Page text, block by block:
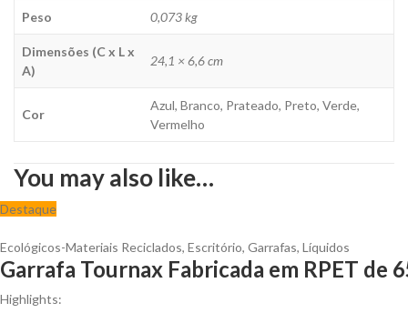
Peso
0,073 kg
Dimensões (C x L x
A)
24,1 × 6,6 cm
Cor
Azul, Branco, Prateado, Preto, Verde,
Vermelho
You may also like…
Destaque
Ecológicos-Materiais Reciclados, Escritório, Garrafas, Líquidos
Garrafa Tournax Fabricada em RPET de
Highlights: